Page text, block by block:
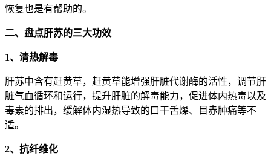
恢复也是有帮助的。
二、盘点肝苏的三大功效
1、清热解毒
肝苏中含有赶黄草，赶黄草能增强肝脏代谢酶的活性，调节肝
脏气血循环和运行，提升肝脏的解毒能力，促进体内热毒以及
毒素的排出，缓解体内湿热导致的口干舌燥、目赤肿痛等不
适。
2、抗纤维化